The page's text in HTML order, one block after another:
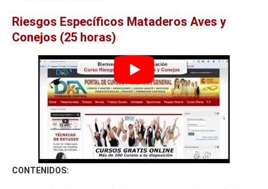
Riesgos Específicos Mataderos Aves y
Conejos (25 horas)
CONTENIDOS: